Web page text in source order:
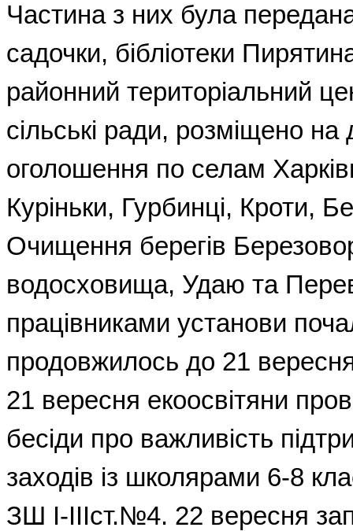
Частина з них була
садочки, бібліотеки
районний територіальний
сільські ради, розміщено
оголошення по селам
Куріньки, Гурбинці, Кроти,
Очищення берегів
водосховища, Удаю та
працівниками установи
продовжилось до 21
21 вересня екоосвітяни
бесіди про важливість
заходів із школярами 6-8
ЗШ I-IIIст.№4. 22 вересня